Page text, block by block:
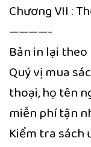
Chương VII :
————-
Bản in lại
Quý vị mua
thoại, họ tên
miễn phí tận
Kiểm tra sách